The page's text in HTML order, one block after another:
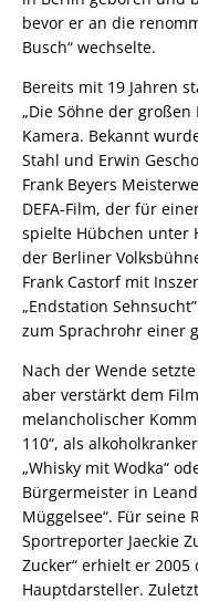
bevor er an die
Busch“ wechselte.
Bereits mit 19 Jahren
„Die Söhne der
Kamera. Bekannt
Stahl und Erwin
Frank Beyers
DEFA-Film, der für
spielte Hübchen unter
der Berliner
Frank Castorf mit
„Endstation
zum Sprachrohr einer
Nach der Wende
aber verstärkt dem
melancholischer
110“, als
„Whisky mit Wodka“
Bürgermeister in
Müggelsee“. Für seine
Sportreporter Jaeckie
Zucker“ erhielt er
Hauptdarsteller.